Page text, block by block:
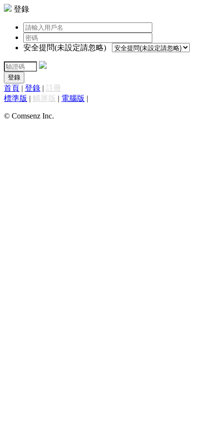
登錄
安全提問(未設定請忽略)
登錄
首頁 | 登錄 | 註冊
標準版 | 觸屏版 | 電腦版 |
© Comsenz Inc.